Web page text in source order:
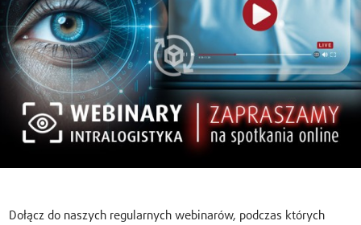
Dołącz do naszych regularnych webinarów, podczas których